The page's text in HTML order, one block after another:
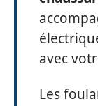
avec
Les